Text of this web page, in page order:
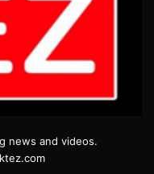
news and videos.